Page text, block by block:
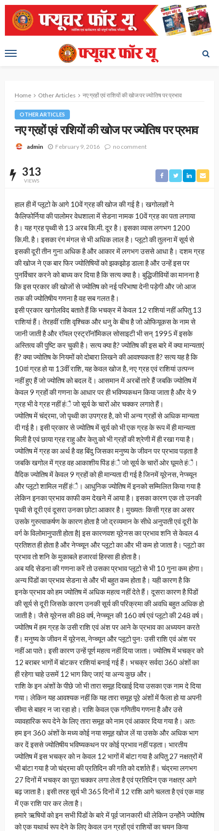
Home Other Articles नए ग्रहों एवं राशियों की खोज पर ज्योतिष पर प्रभाव
OTHER ARTICLES
नए ग्रहों एवं राशियों की खोज पर ज्योतिष पर प्रभाव
admin February 9, 2016 no comment
313
VIEWS
हाल ही में प्लूटो के आगे 10वें ग्रह की खोज की गई है। खगोलज्ञों ने
कैलिफोर्निया की पालोमर वेधशाला में सेडना नामक 10वें ग्रह का पता लगाया
है। यह ग्रह पृथ्वी से 13 अरब कि.मी. दूर है। इसका व्यास लगभग 1200
कि.मी. है। इसका रंग मंगल से भी अधिक लाल है। प्लूटो की तुलना में सूर्य से
इसकी दूरी तीन गुना अधिक है और आकार में लगभग उससे आधा है। दशम ग्रह
की खोज ने एक बार फिर ज्योतिषियों को झकझोड़ डाला है और उन्हें इस पर
पुनर्विचार करने को बाध्य कर दिया है कि सत्य क्या है। बुद्धिजीवियों का मानना है
कि इस प्रकार की खोजों से ज्योतिष को नई परिभाषा देनी पड़ेगी और जो आज
तक की ज्योतिषीय गणना है वह सब गलत है।
इसी प्रकार खगोलविद बताते हैं कि भचक्र में केवल 12 राशियां नहीं अपितु 13
राशियां हैं। तेरहवीं राशि वृश्चिक और धनु के बीच है जो ओफियूकस के नाम से
जानी जाती है और राॅयल एस्ट्राॅनाॅमिकल सोसाइटी भी सन् 1995 में इसके
अस्तित्व की पुष्टि कर चुकी है। सत्य क्या है? ज्योतिष की इस बारे में क्या मान्यताएं
हैं? क्या ज्योतिष के नियमों को दोबारा लिखने की आवश्यकता है? सत्य यह है कि
10वां ग्रह हो या 13वीं राशि, यह केवल खोज है, नए ग्रह एवं राशियां उत्पन्न
नहीं हुए हैं जो ज्योतिष को बदल दें। आसमान में अरबों तारे हैं जबकि ज्योतिष में
केवल 9 ग्रहों की गणना के आधार पर ही भविष्यकथन किया जाता है और ये 9
ग्रह भी वे ग्रह नहीं हंै जो सूर्य के चारों ओर चक्कर लगाते हैं।
ज्योतिष में चंद्रमा, जो पृथ्वी का उपग्रह है, को भी अन्य ग्रहों से अधिक मान्यता
दी गई है। इसी प्रकार से ज्योतिष में सूर्य को भी एक ग्रह के रूप में ही मान्यता
मिली है एवं छाया ग्रह राहु और केतु को भी ग्रहों की श्रेणी में ही रखा गया है।
ज्योतिष में ग्रह का अर्थ है वह बिंदु जिसका मनुष्य के जीवन पर प्रभाव पड़ता है
जबकि खगोल में ग्रह वह आकाशीय पिंड हंै जो सूर्य के चारों ओर घूमते हंै।
वैदिक ज्योतिष में केवल 9 ग्रहों को ही मान्यता दी गई है जिनमें यूरेनस, नेप्च्यून
और प्लूटो शामिल नहीं हंै। आधुनिक ज्योतिष में इनको सम्मिलित किया गया है
लेकिन इनका प्रभाव काफी कम देखने में आया है। इसका कारण एक तो उनकी
पृथ्वी से दूरी एवं दूसरा उनका छोटा आकार है। मुख्यतः किसी ग्रह का असर
उसके गुरुत्वाकर्षण के कारण होता है जो द्रव्यमान के सीधे अनुपाती एवं दूरी के
वर्ग के विलोमानुपाती होता है| इस कारणवश यूरेनस का प्रभाव शनि से केवल 4
प्रतिशत ही होता है और नेप्च्यून और प्लूटो का और भी कम हो जाता है। प्लूटो का
प्रभाव तो शनि के मुकाबले हजारवां हिस्सा ही होता है।
अब यदि सेडना की गणना करें तो उसका प्रभाव प्लूटो से भी 10 गुना कम होगा।
अन्य पिंडों का प्रभाव सेडना से और भी बहुत कम होता है। यही कारण है कि
इनके प्रभाव को हम ज्योतिष में अधिक महत्व नहीं देते हैं। दूसरा कारण है पिंडों
की सूर्य से दूरी जिसके कारण उनकी सूर्य की परिक्रमा की अवधि बहुत अधिक हो
जाती है। जैसे यूरेनस की 88 वर्ष, नेप्च्यून की 160 वर्ष एवं प्लूटो की 248 वर्ष।
ज्योतिष में हम ग्रह के उसी राशि एवं अंश पर आने के प्रभाव का अध्ययन करते
हैं। मनुष्य के जीवन में यूरेनस, नेप्च्यून और प्लूटो पुनः उसी राशि एवं अंश पर
नहीं आ पाते। इसी कारण उन्हें पूर्ण महत्व नहीं दिया जाता। ज्योतिष में भचक्र को
12 बराबर भागों में बांटकर राशियां बनाई गई हैं। भचक्र सर्वदा 360 अंशों का
ही रहेगा चाहे उसमें 12 भाग किए जाएं या अन्य कुछ और।
राशि के इन अंशों के पीछे जो भी तारा समूह दिखाई दिया उसका एक नाम दे दिया
गया। लेकिन यह आवश्यक नहीं कि यह तारा समूह पूरे अंशों में फैला हो या अपनी
सीमा से बाहर न जा रहा हो। राशि केवल एक गणितीय गणना है और उसे
व्यावहारिक रूप देने के लिए तारा समूह को नाम एवं आकार दिया गया है। अतः
हम इन 360 अंशों के मध्य कोई नया समूह खोज लें या उसके और अधिक भाग
कर दें इससे ज्योतिषीय भविष्यकथन पर कोई प्रभाव नहीं पड़ता। भारतीय
ज्योतिष में इस भचक्र को न केवल 12 भागों में बांटा गया है अपितु 27 नक्षत्रों में
भी बांटा गया है जो चंद्रमा की प्रतिदिन की गति को दर्शाते हैं। चंद्रमा लगभग
27 दिनों में भचक्र का पूरा चक्कर लगा लेता है एवं प्रतिदिन एक नक्षत्र आगे
बढ़ जाता है। इसी तरह सूर्य भी 365 दिनों में 12 राशि आगे चलता है एवं एक माह
में एक राशि पार कर लेता है।
हमारे ऋषियों को इन सभी पिंडों के बारे में पूर्व जानकारी थी लेकिन उन्होेंने ज्योतिष
को एक यथार्थ रूप देने के लिए केवल उन ग्रहों एवं राशियों का चयन किया